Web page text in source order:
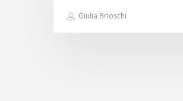
Giulia Brioschi